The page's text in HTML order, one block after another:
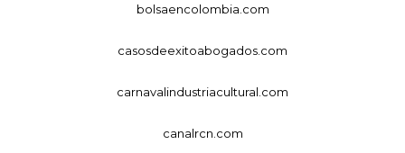
bolsaencolombia.com
casosdeexitoabogados.com
carnavalindustriacultural.com
canalrcn.com